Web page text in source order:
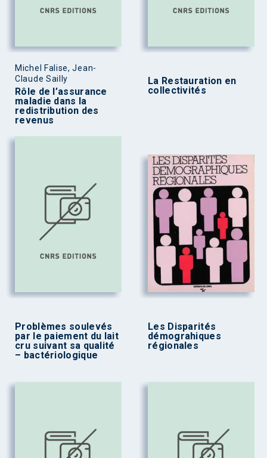
Michel Falise, Jean-
Claude Sailly
Rôle de l’assurance
maladie dans la
redistribution des
revenus
La Restauration en
collectivités
Problèmes soulevés
par le paiement du lait
cru suivant sa qualité
– bactériologique
Les Disparités
démograhiques
régionales